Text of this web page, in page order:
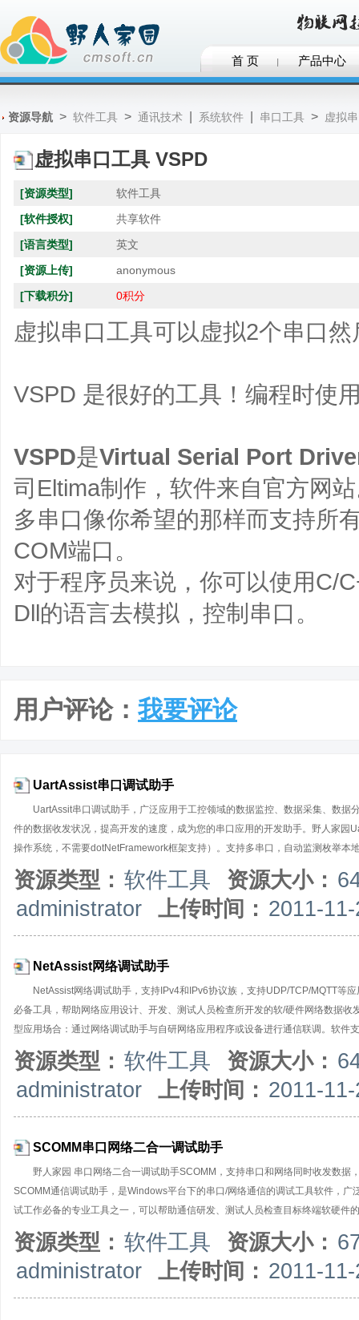
首 页 产品中心
资源导航 > 软件工具 > 通讯技术 系统软件 串口工具 > 虚拟
虚拟串口工具 VSPD
[资源类型]
软件工具
[软件授权]
共享软件
[语言类型]
英文
[资源上传]
anonymous
[下载积分]
0积分
虚拟串口工具可以虚拟2个串口
VSPD 是很好的工具！编程时使
VSPD是Virtual Serial Port
司Eltima制作，软件来自官方网
多串口像你希望的那样而支持所
COM端口。
对于程序员来说，你可以使用C/
Dll的语言去模拟，控制串口。
用户评论： 我要评论
UartAssist串口调试助手
UartAssit串口调试助手，广泛应用于工控领域的数据监控、数据采集、数
件的数据收发状况，提高开发的速度，成为您的串口应用的开发助手。野人家
操作系统，不需要dotNetFramework框架支持）。支持多串口，自动监测枚举
非标准波特率）；支持各种软/硬件流控设置；支持对串口DCD、DTR、DSR、
的数据可以在16进制和AscII码之间任意转换；可以自动发送校验位，支持多种
规则，实现指令自动应答/回复功能；支持间隔发送，循环发送，批处理发送，
资源类型： 软件工具 资源大小：
administrator
上传时间： 2011-
NetAssist网络调试助手
NetAssist网络调试助手，支持IPv4和IPv6协议族，支持UDP/TCP/MQTT等
必备工具，帮助网络应用设计、开发、测试人员检查所开发的软/硬件网络数据
型应用场合：通过网络调试助手与自研网络应用程序或设备进行通信联调。软
时，可以支持TCPServer防火墙，通过黑白名单管控客户端接入；支持单播/组
进制和ASCII码之间任意转换；可以自动发送校验位，支持多种校验格式；支持
复功能；支持间隔发送，循环发送，批处理发送，输入数据可以从外部文件导
资源类型： 软件工具 资源大小：
administrator
上传时间： 2011-
SCOMM串口网络二合一调试助手
野人家园 串口网络二合一调试助手SCOMM，支持串口和网络同时收发数
SCOMM通信调试助手，是Windows平台下的串口/网络通信的调试工具软件，
试工作必备的专业工具之一，可以帮助通信研发、测试人员检查目标终端软硬
SCOMM通信调试助手是绿色软件，无需安装，只有一个执行文件，适用于各
信调试助手（使用不同的通信端口）。典型应用场合：使用本通信调试软件对
可自由设置串口号、波特率、校验位、数据位和停止位等（支持自定义非标准
资源类型： 软件工具 资源大小：
administrator
上传时间： 2011-